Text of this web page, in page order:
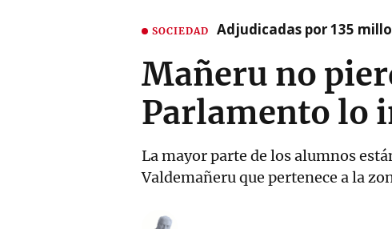
SOCIEDAD Adjudicadas por 135
Mañeru no
Parlamento lo
La mayor parte de los alumnos
Valdemañeru que pertenece a la